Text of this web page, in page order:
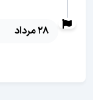
28 مرداد